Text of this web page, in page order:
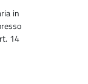
in
14